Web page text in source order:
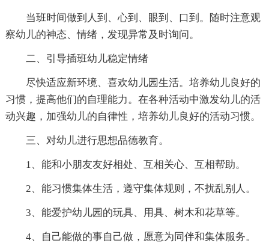
当班时间做到人到、心到、眼到、口到。随时注意观
察幼儿的神态、情绪，发现异常及时询问。
二、引导插班幼儿稳定情绪
尽快适应新环境、喜欢幼儿园生活。培养幼儿良好的
习惯，提高他们的自理能力。在各种活动中激发幼儿的活
动兴趣，加强幼儿的自律性，培养幼儿良好的活动习惯。
三、对幼儿进行思想品德教育。
1、能和小朋友友好相处、互相关心、互相帮助。
2、能习惯集体生活，遵守集体规则，不扰乱别人。
3、能爱护幼儿园的玩具、用具、树木和花草等。
4、自己能做的事自己做，愿意为同伴和集体服务。